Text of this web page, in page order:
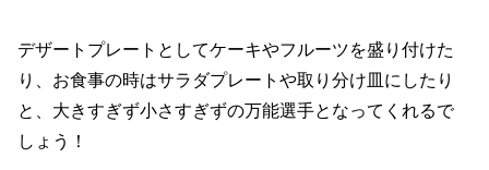
デザートプレートとしてケーキやフルーツを盛り付けた
り、お食事の時はサラダプレートや取り分け皿にしたり
と、大きすぎず小さすぎずの万能選手となってくれるで
しょう！